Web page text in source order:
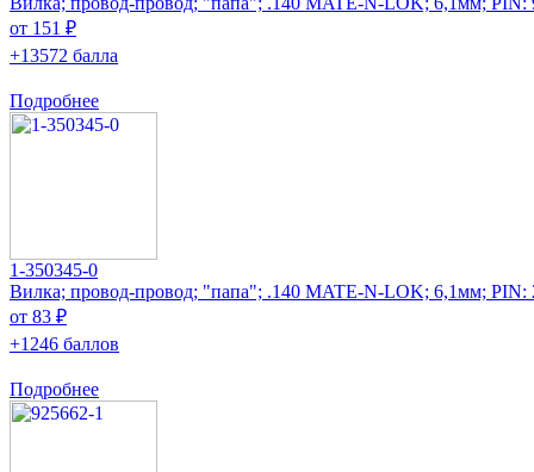
от 151 ₽
+13572 балла
Подробнее
1-350345-0
Вилка; провод-провод; "папа"; .140 MATE-N-LOK; 6,1мм; PIN:
от 83 ₽
+1246 баллов
Подробнее